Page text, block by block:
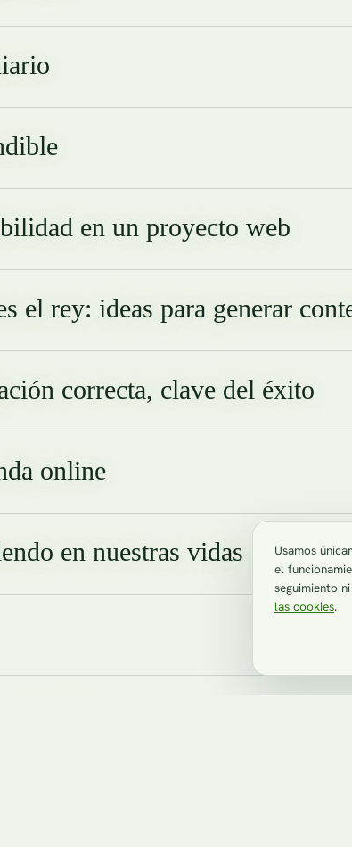
en un proyecto web
el rey: ideas para generar
correcta, clave del éxito
online
en nuestras vidas
Usamos
el
seguimiento
las cookies.